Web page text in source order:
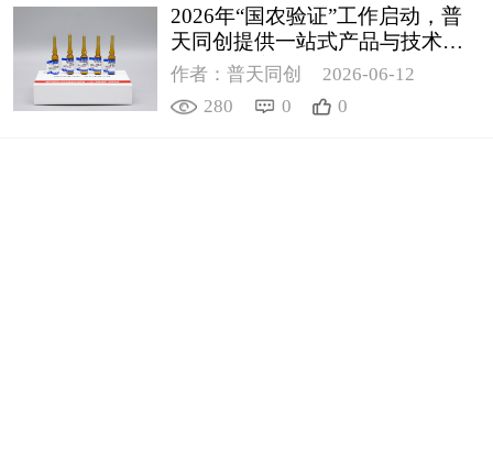
2026年“国农验证”工作启动，普
天同创提供一站式产品与技术支
撑解决方案
作者：普天同创
2026-06-12
280
0 0